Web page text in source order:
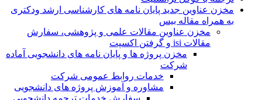
مخزن عناوین جدید پایان نامه های کارشناسی ارشد ودکتری
به همراه مقاله بیس
مخزن عناوین مقالات علمی و پژوهشی، سفارش
مقالات isi و گرفتن اکسپت
مخزن پروژه ها و پایان نامه های دانشجویی آماده
شرکت
خدمات روابط عمومی شرکت
مشاوره و آموزش پروژه های دانشجویی
سفارش خدمات ترجمه دانشجویی